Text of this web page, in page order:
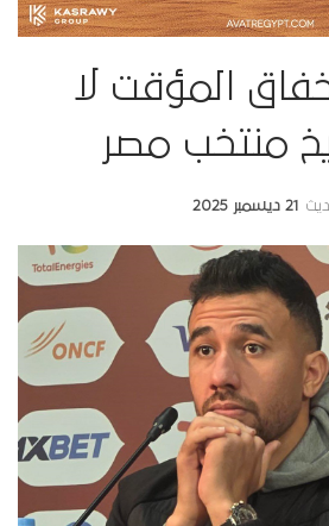
المؤقت لا
منتخب مصر
21 ديسمبر 2025